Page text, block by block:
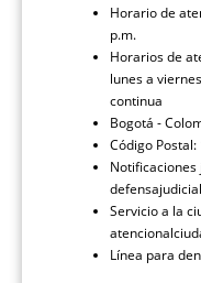
Horario de
p.m.
Horarios de
lunes a
continua
Bogotá -
Código
Notificaciones
Servicio a la
Línea para